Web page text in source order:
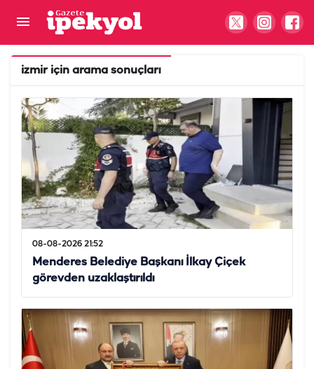
izmir için arama sonuçları
08-08-2026 21:52
Menderes Belediye Başkanı İlkay Çiçek
görevden uzaklaştırıldı